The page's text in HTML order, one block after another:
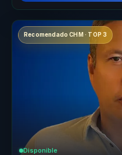
Recomendado CHM · TOP 3
Disponible